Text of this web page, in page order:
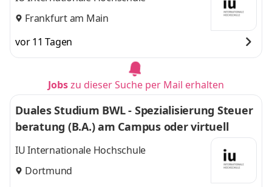
Frankfurt am Main
vor 11 Tagen
Jobszu dieser Suche per Mail erhalten
Duales Studium BWL - Spezialisierung Steuer
beratung (B.A.) am Campus oder virtuell
IU Internationale Hochschule
Dortmund